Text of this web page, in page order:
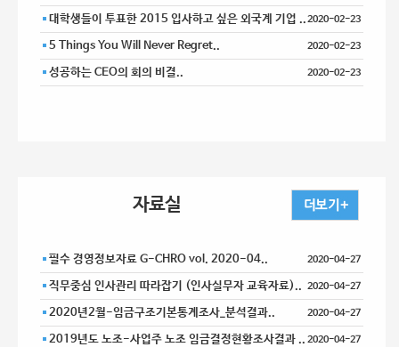
대학생들이 투표한 2015 입사하고 싶은 외국계 기업 ..2020-02-23
5 Things You Will Never Regret.. 2020-02-23
성공하는 CEO의 회의 비결.. 2020-02-23
자료실
필수 경영정보자료 G-CHRO vol. 2020-04.. 2020-04-27
직무중심 인사관리 따라잡기 (인사실무자 교육자료).. 2020-04-27
2020년2월-임금구조기본통계조사_분석결과.. 2020-04-27
2019년도 노조-사업주 노조 임금결정현황조사결과 .. 2020-04-27